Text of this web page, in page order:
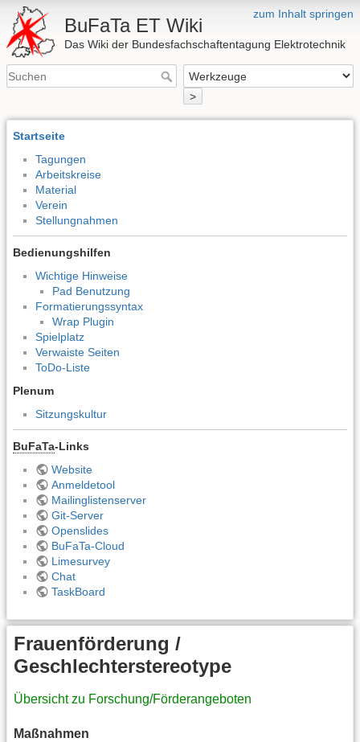
zum Inhalt springen
BuFaTa ET Wiki
Das Wiki der Bundesfachschaftentagung Elektrotechnik
>
Startseite
Tagungen
Arbeitskreise
Material
Verein
Stellungnahmen
Bedienungshilfen
Wichtige Hinweise
Pad Benutzung
Formatierungssyntax
Wrap Plugin
Spielplatz
Verwaiste Seiten
ToDo-Liste
Plenum
Sitzungskultur
BuFaTa-Links
Website
Anmeldetool
Mailinglistenserver
Git-Server
Openslides
BuFaTa-Cloud
Limesurvey
Chat
TaskBoard
Frauenförderung /
Geschlechterstereotype
Übersicht zu Forschung/Förderangeboten
Maßnahmen